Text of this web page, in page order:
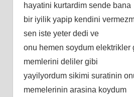
hayatini kurtardim sende bana
bir iyilik yapip kendini
sen iste yeter dedi ve
onu hemen soydum elektrikler
memlerini deliler gibi
yayilyordum sikimi suratinin
memelerinin arasina koydum